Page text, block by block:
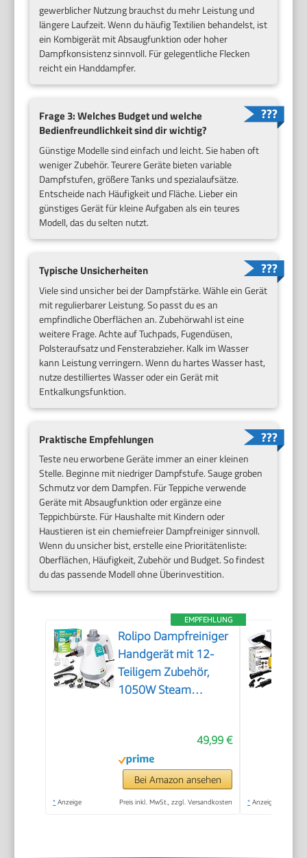
gewerblicher Nutzung brauchst du mehr Leistung und
längere Laufzeit. Wenn du häufig Textilien behandelst, ist
ein Kombigerät mit Absaugfunktion oder hoher
Dampfkonsistenz sinnvoll. Für gelegentliche Flecken
reicht ein Handdampfer.
Frage 3: Welches Budget und welche
Bedienfreundlichkeit sind dir wichtig?
Günstige Modelle sind einfach und leicht. Sie haben oft
weniger Zubehör. Teurere Geräte bieten variable
Dampfstufen, größere Tanks und spezialauf­sätze.
Entscheide nach Häufigkeit und Fläche. Lieber ein
günstiges Gerät für kleine Aufgaben als ein teures
Modell, das du selten nutzt.
Typische Unsicherheiten
Viele sind unsicher bei der Dampfstärke. Wähle ein Gerät
mit regulierbarer Leistung. So passt du es an
empfindliche Oberflächen an. Zubehörwahl ist eine
weitere Frage. Achte auf Tuchpads, Fugendüsen,
Polsteraufsatz und Fensterabzieher. Kalk im Wasser
kann Leistung verringern. Wenn du hartes Wasser hast,
nutze destilliertes Wasser oder ein Gerät mit
Entkalkungsfunktion.
Praktische Empfehlungen
Teste neu erworbene Geräte immer an einer kleinen
Stelle. Beginne mit niedriger Dampfstufe. Sauge groben
Schmutz vor dem Dampfen. Für Teppiche verwende
Geräte mit Absaugfunktion oder ergänze eine
Teppichbürste. Für Haushalte mit Kindern oder
Haustieren ist ein chemiefreier Dampfreiniger sinnvoll.
Wenn du unsicher bist, erstelle eine Prioritätenliste:
Oberflächen, Häufigkeit, Zubehör und Budget. So findest
du das passende Modell ohne Überinvestition.
EMPFEHLUNG
Rolipo Dampfreiniger
Handgerät mit 12-
Teiligem Zubehör,
1050W Steam
Polster & Auto–100%
Chemiefrei,
Hochdruck-Dampf
gegen Schmutz Fett
49,99 €
Bei Amazon ansehen
* Anzeige Preis inkl. MwSt., zzgl. Versandkosten * Anzeige